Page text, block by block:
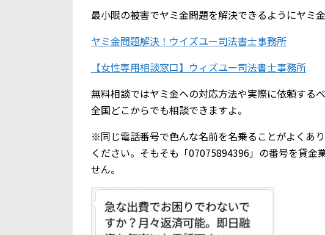
最小限の被害でヤミ金問題を解決できるようにヤミ
ヤミ金問題解決！ウイズユー司法書士事務所
【女性専用相談窓口】ウィズユー司法書士事務所
無料相談ではヤミ金への対応方法や実際に依頼する
全国どこからでも相談できますよ。
※同じ電話番号で色んな名前を名乗ることがよくあ
ください。そもそも「07075894396」の番号を貸金
せん。